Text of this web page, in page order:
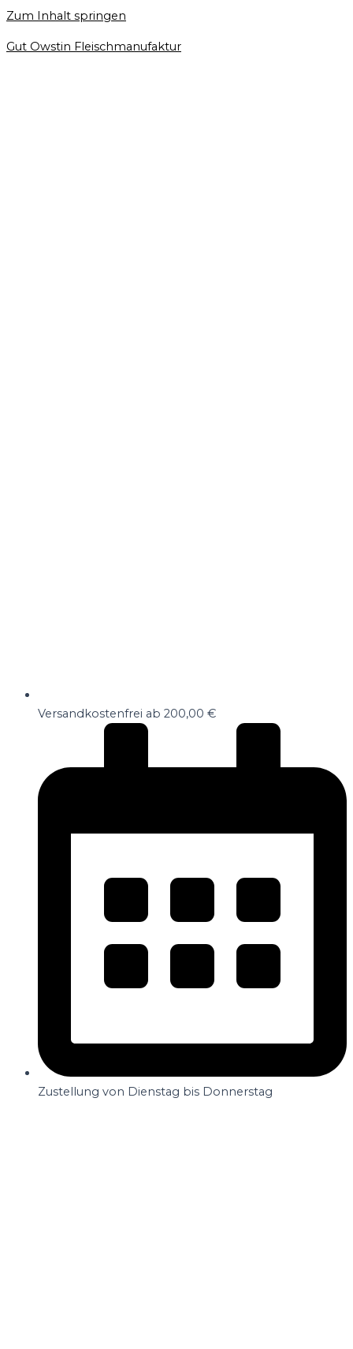
Zum Inhalt springen
Gut Owstin Fleischmanufaktur
Versandkostenfrei ab 200,00 €
Zustellung von Dienstag bis Donnerstag